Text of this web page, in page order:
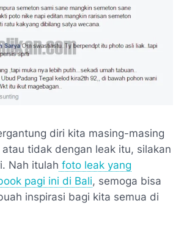
diri kita masing-masing
tidak dengan leak itu, silakan
Nah itulah foto leak yang
pagi ini di Bali, semoga bisa
inspirasi bagi kita semua di